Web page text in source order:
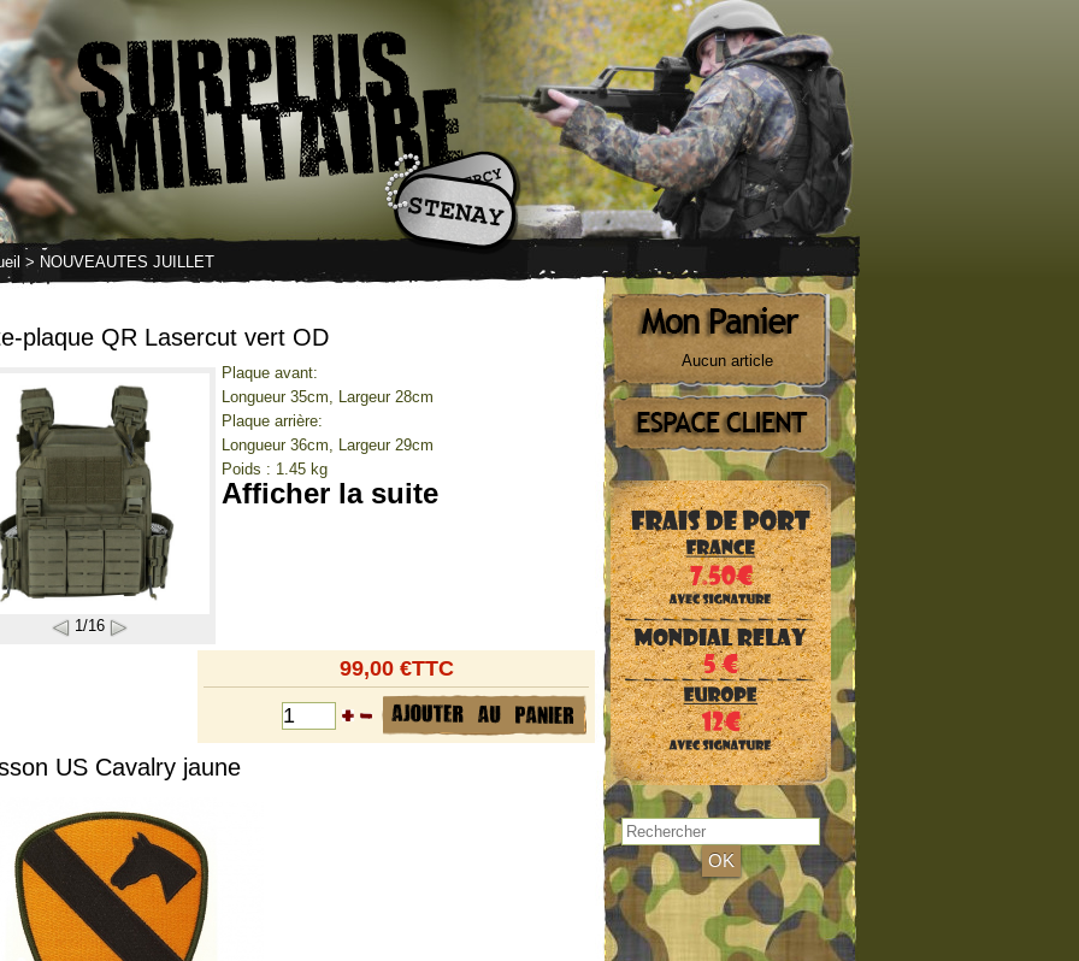
> NOUVEAUTES JUILLET
Aucun article
plaque QR Lasercut vert OD
1/16
Plaque avant:
Longueur 35cm, Largeur 28cm
Plaque arrière:
Longueur 36cm, Largeur 29cm
Poids : 1.45 kg
Afficher la suite
99,00 €TTC
US Cavalry jaune